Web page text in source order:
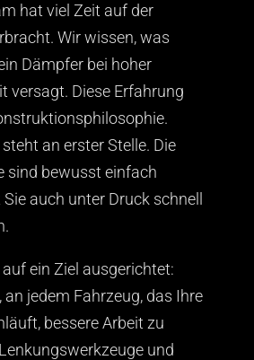
hat viel Zeit auf der
Wir wissen, was
Dämpfer bei hoher
versagt. Diese Erfahrung
an erster Stelle. Die
sind bewusst einfach
auch unter Druck schnell
ein Ziel ausgerichtet:
an jedem Fahrzeug, das Ihre
bessere Arbeit zu
und